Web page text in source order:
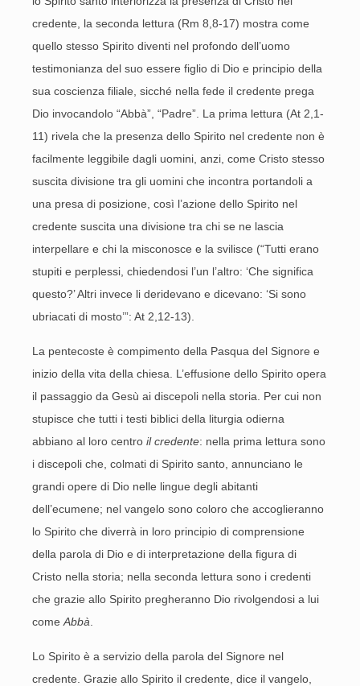
credente, la seconda lettura (Rm 8,8-17) mostra come
quello stesso Spirito diventi nel profondo dell’uomo
testimonianza del suo essere figlio di Dio e principio della
sua coscienza filiale, sicché nella fede il credente prega
Dio invocandolo “Abbà”, “Padre”. La prima lettura (At 2,1-
11) rivela che la presenza dello Spirito nel credente non è
facilmente leggibile dagli uomini, anzi, come Cristo stesso
suscita divisione tra gli uomini che incontra portandoli a
una presa di posizione, così l’azione dello Spirito nel
credente suscita una divisione tra chi se ne lascia
interpellare e chi la misconosce e la svilisce (“Tutti erano
stupiti e perplessi, chiedendosi l’un l’altro: ‘Che significa
questo?’ Altri invece li deridevano e dicevano: ‘Si sono
ubriacati di mosto’”: At 2,12-13).
La pentecoste è compimento della Pasqua del Signore e
inizio della vita della chiesa. L’effusione dello Spirito opera
il passaggio da Gesù ai discepoli nella storia. Per cui non
stupisce che tutti i testi biblici della liturgia odierna
abbiano al loro centro il credente: nella prima lettura sono
i discepoli che, colmati di Spirito santo, annunciano le
grandi opere di Dio nelle lingue degli abitanti
dell’ecumene; nel vangelo sono coloro che accoglieranno
lo Spirito che diverrà in loro principio di comprensione
della parola di Dio e di interpretazione della figura di
Cristo nella storia; nella seconda lettura sono i credenti
che grazie allo Spirito pregheranno Dio rivolgendosi a lui
come Abbà
Lo Spirito è a servizio della parola del Signore nel
credente. Grazie allo Spirito il credente, dice il vangelo,